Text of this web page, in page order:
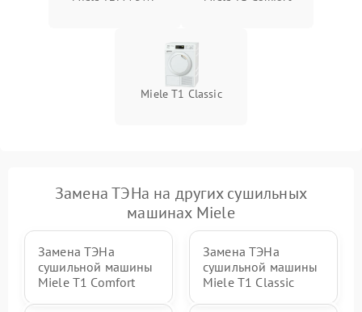
Miele T1 Classic
Замена ТЭНа на других сушильных
машинах Miele
Замена ТЭНа
сушильной машины
Miele T1 Comfort
Замена ТЭНа
сушильной машины
Miele T1 Classic